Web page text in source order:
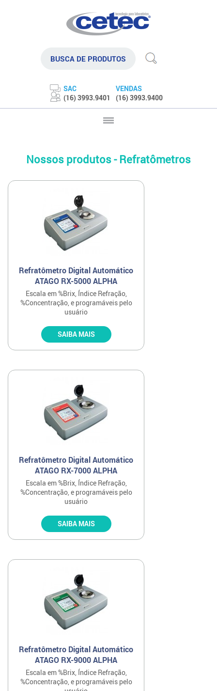
SAC
(16) 3993.9401
VENDAS
(16) 3993.9400
Nossos produtos - Refratômetros
Refratômetro Digital Automático
ATAGO RX-5000 ALPHA
Escala em %Brix, Índice Refração,
%Concentração, e programáveis pelo
usuário
SAIBA MAIS
Refratômetro Digital Automático
ATAGO RX-7000 ALPHA
Escala em %Brix, Índice Refração,
%Concentração, e programáveis pelo
usuário
SAIBA MAIS
Refratômetro Digital Automático
ATAGO RX-9000 ALPHA
Escala em %Brix, Índice Refração,
%Concentração, e programáveis pelo